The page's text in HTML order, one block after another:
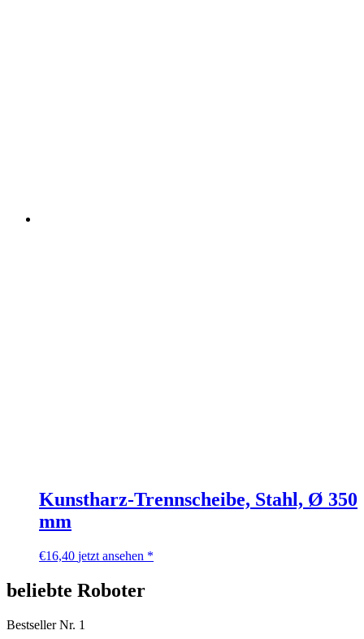
Kunstharz-Trennscheibe, Stahl, Ø 350
mm
€16,40 jetzt ansehen *
beliebte Roboter
Bestseller Nr. 1